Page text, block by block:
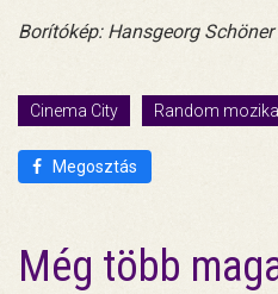
Borítókép: Hansgeorg
Cinema City Random
Megosztás
Még több